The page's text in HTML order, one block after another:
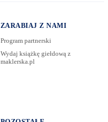
ZARABIAJ Z NAMI
Program partnerski
Wydaj książkę giełdową z
maklerska.pl